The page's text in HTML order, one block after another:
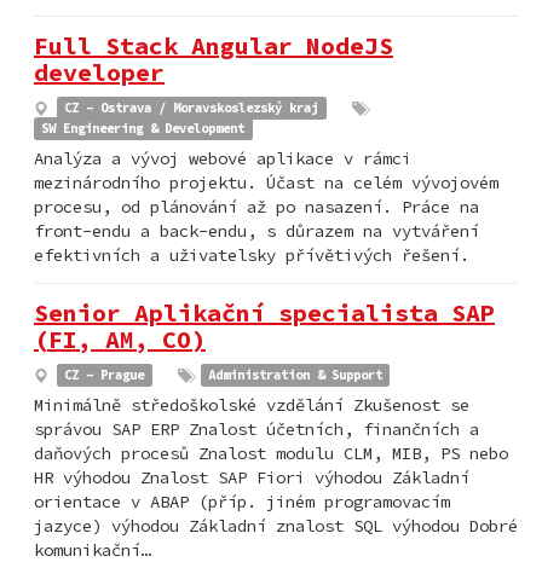
Full Stack Angular NodeJS
developer
CZ - Ostrava / Moravskoslezský kraj
SW Engineering & Development
Analýza a vývoj webové aplikace v rámci
mezinárodního projektu. Účast na celém vývojovém
procesu, od plánování až po nasazení. Práce na
front-endu a back-endu, s důrazem na vytváření
efektivních a uživatelsky přívětivých řešení.
Senior Aplikační specialista SAP
(FI, AM, CO)
CZ - Prague Administration & Support
Minimálně středoškolské vzdělání Zkušenost se
správou SAP ERP Znalost účetních, finančních a
daňových procesů Znalost modulu CLM, MIB, PS nebo
HR výhodou Znalost SAP Fiori výhodou Základní
orientace v ABAP (příp. jiném programovacím
jazyce) výhodou Základní znalost SQL výhodou Dobré
komunikační…